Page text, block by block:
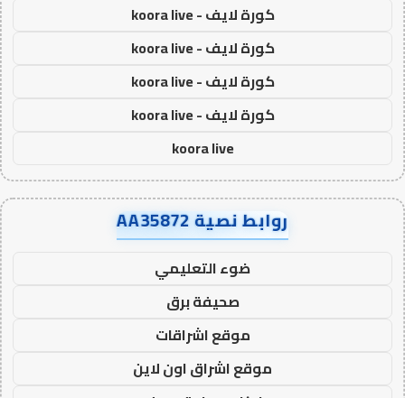
كورة لايف - koora live
كورة لايف - koora live
كورة لايف - koora live
كورة لايف - koora live
koora live
روابط نصية AA35872
ضوء التعليمي
صحيفة برق
موقع اشراقات
موقع اشراق اون لاين